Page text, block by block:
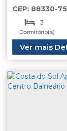
Venda
CEP: 88330-
Balneário
3
Dormitório(s)
3
Vaga(s)
Ver mais